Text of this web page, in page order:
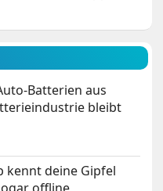
Batterien aus
bleibt
kennt deine Gipfel